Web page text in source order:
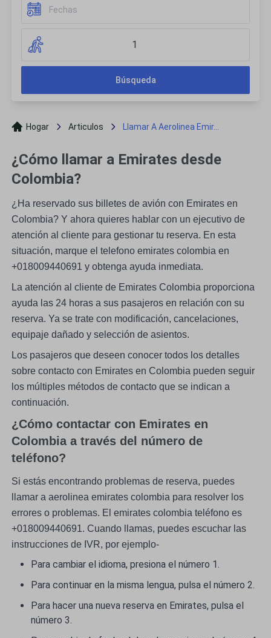
1
Búsqueda
Hogar Articulos Llamar A Aerolinea Emir...
¿Cómo llamar a Emirates desde
Colombia?
¿Ha reservado sus billetes de avión con Emirates en
Colombia? Y ahora quieres hablar con un ejecutivo de
atención al cliente para gestionar tu reserva. En esta
situación, marque el telefono emirates colombia en
+018009440691 y obtenga ayuda inmediata.
La atención al cliente de Emirates Colombia proporciona
ayuda las 24 horas a sus pasajeros en relación con su
reserva. Ya se trate con modificación, cancelaciones,
equipaje dañado y selección de asientos.
Los pasajeros que deseen conocer todos los detalles
sobre contacto con Emirates en Colombia pueden seguir
los múltiples métodos de contacto que se indican a
continuación.
¿Cómo contactar con Emirates en
Colombia a través del número de
teléfono?
Si estás encontrando problemas de reserva, puedes
llamar a aerolinea emirates colombia para resolver los
errores o problemas. El emirates colombia teléfono es
+018009440691. Cuando llamas, puedes escuchar las
instrucciones de IVR, por ejemplo-
Para cambiar el idioma, presiona el número 1.
Para continuar en la misma lengua, pulsa el número 2.
Para hacer una nueva reserva en Emirates, pulsa el
número 3.